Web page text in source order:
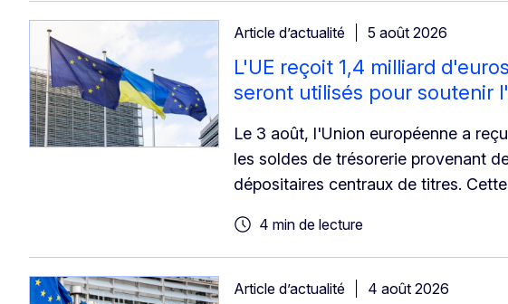
Article d’actualité 5 août 2026
L'UE reçoit 1,4 milliard
seront utilisés pour soutenir
Le 3 août, l'Union européenne a
les soldes de trésorerie provenant
dépositaires centraux de titres.
4 min de lecture
Article d’actualité 4 août 2026